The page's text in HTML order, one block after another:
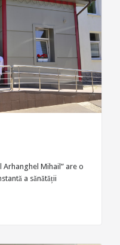
Arhanghel Mihail” are o
a sănătății